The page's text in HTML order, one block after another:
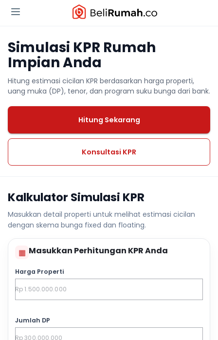
Simulasi KPR Rumah
Impian Anda
Hitung estimasi cicilan KPR berdasarkan harga properti,
uang muka (DP), tenor, dan program suku bunga dari bank.
Hitung Sekarang
Konsultasi KPR
Kalkulator Simulasi KPR
Masukkan detail properti untuk melihat estimasi cicilan
dengan skema bunga fixed dan floating.
▦ Masukkan Perhitungan KPR Anda
Harga Properti
Jumlah DP